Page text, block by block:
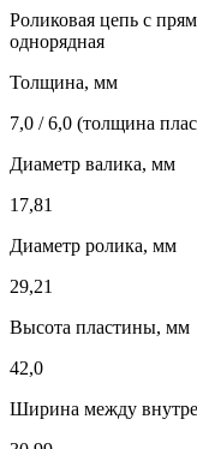
Роликовая цепь с
однорядная
Толщина, мм
7,0 / 6,0 (толщина
Диаметр валика, мм
17,81
Диаметр ролика, мм
29,21
Высота пластины, мм
42,0
Ширина между